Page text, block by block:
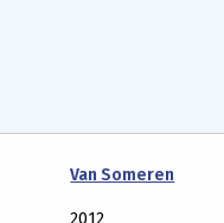
Van Someren
2012